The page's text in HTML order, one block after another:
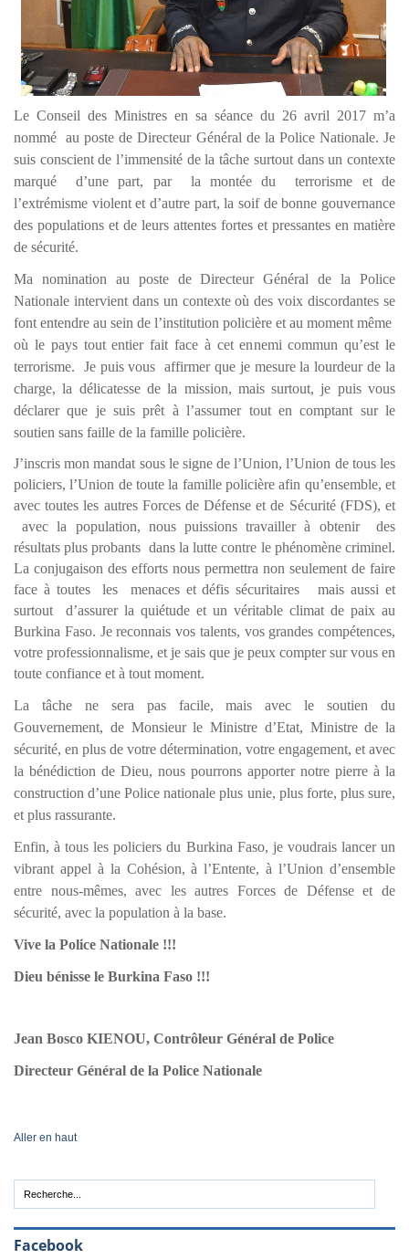
Le Conseil des Ministres en sa séance du 26 avril 2017 m’a
nommé au poste de Directeur Général de la Police Nationale. Je
suis conscient de l’immensité de la tâche surtout dans un contexte
marqué d’une part, par la montée du terrorisme et de
l’extrémisme violent et d’autre part, la soif de bonne gouvernance
des populations et de leurs attentes fortes et pressantes en matière
de sécurité.
Ma nomination au poste de Directeur Général de la Police
Nationale intervient dans un contexte où des voix discordantes se
font entendre au sein de l’institution policière et au moment même
où le pays tout entier fait face à cet ennemi commun qu’est le
terrorisme. Je puis vous affirmer que je mesure la lourdeur de la
charge, la délicatesse de la mission, mais surtout, je puis vous
déclarer que je suis prêt à l’assumer tout en comptant sur le
soutien sans faille de la famille policière.
J’inscris mon mandat sous le signe de l’Union, l’Union de tous les
policiers, l’Union de toute la famille policière afin qu’ensemble, et
avec toutes les autres Forces de Défense et de Sécurité (FDS), et
avec la population, nous puissions travailler à obtenir des
résultats plus probants dans la lutte contre le phénomène criminel.
La conjugaison des efforts nous permettra non seulement de faire
face à toutes les menaces et défis sécuritaires mais aussi et
surtout d’assurer la quiétude et un véritable climat de paix au
Burkina Faso. Je reconnais vos talents, vos grandes compétences,
votre professionnalisme, et je sais que je peux compter sur vous en
toute confiance et à tout moment.
La tâche ne sera pas facile, mais avec le soutien du
Gouvernement, de Monsieur le Ministre d’Etat, Ministre de la
sécurité, en plus de votre détermination, votre engagement, et avec
la bénédiction de Dieu, nous pourrons apporter notre pierre à la
construction d’une Police nationale plus unie, plus forte, plus sure,
et plus rassurante.
Enfin, à tous les policiers du Burkina Faso, je voudrais lancer un
vibrant appel à la Cohésion, à l’Entente, à l’Union d’ensemble
entre nous-mêmes, avec les autres Forces de Défense et de
sécurité, avec la population à la base.
Vive la Police Nationale !!!
Dieu bénisse le Burkina Faso !!!
Jean Bosco KIENOU, Contrôleur Général de Police
Directeur Général de la Police Nationale
Aller en haut
Facebook